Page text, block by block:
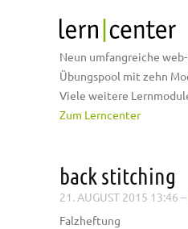
Neun umfangreiche
Übungspool mit zehn
Viele weitere
Zum Lerncenter
back stitching
21. AUGUST 2015 13:46 –
Falzheftung